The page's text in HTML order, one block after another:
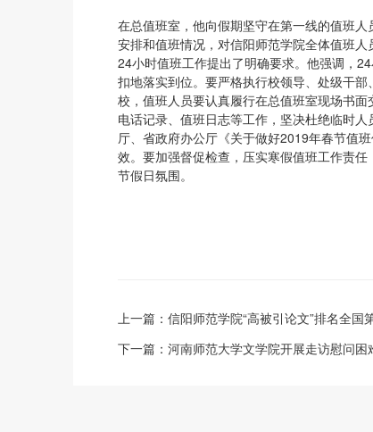
在总值班室，他向假期坚守在第一线的值班
安排和值班情况，对信阳师范学院全体值班
24小时值班工作提出了明确要求。他强调，
扣地落实到位。要严格执行校领导、处级干
校，值班人员要认真履行在总值班室现场书
电话记录、值班日志等工作，坚决杜绝临时
厅、省政府办公厅《关于做好2019年春节值
效。要加强督促检查，压实寒假值班工作责
节假日氛围。
上一篇： 信阳师范学院“高被引论文”排名全国
下一篇： 河南师范大学文学院开展走访慰问困